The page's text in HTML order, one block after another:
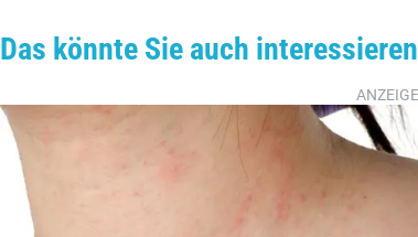
Das könnte Sie auch interessieren